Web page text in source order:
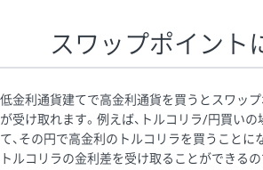
スワップポイント
低金利通貨建てで高金利通貨を買うとスワップ
が受け取れます。例えば、トルコリラ/円買いの
て、その円で高金利のトルコリラを買うことに
トルコリラの金利差を受け取ることができるの